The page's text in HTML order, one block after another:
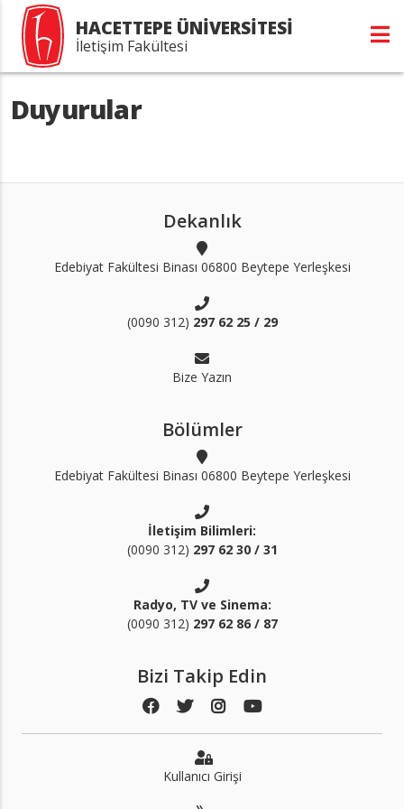
HACETTEPE ÜNİVERSİTESİ
İletişim Fakültesi
Duyurular
Dekanlık
Edebiyat Fakültesi Binası 06800 Beytepe Yerleşkesi
(0090 312) 297 62 25 / 29
Bize Yazın
Bölümler
Edebiyat Fakültesi Binası 06800 Beytepe Yerleşkesi
İletişim Bilimleri:
(0090 312) 297 62 30 / 31
Radyo, TV ve Sinema:
(0090 312) 297 62 86 / 87
Bizi Takip Edin
Kullanıcı Girişi